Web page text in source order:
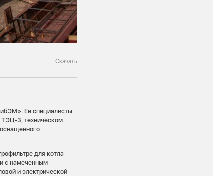
Скачать
Ее специалисты
ТЭЦ-3, техническом
для котла
с намеченным
и электрической